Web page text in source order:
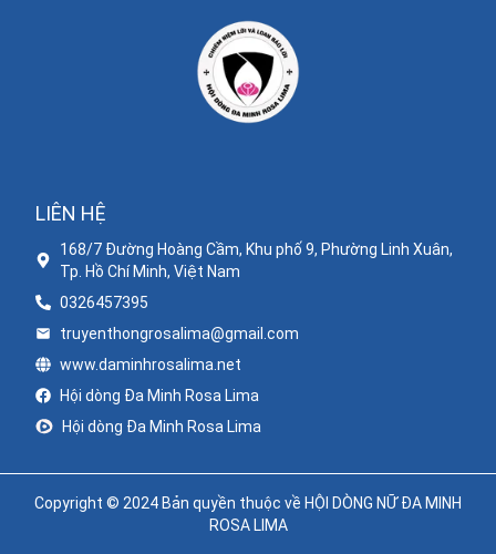
LIÊN HỆ
168/7 Đường Hoàng Cầm, Khu phố 9, Phường Linh Xuân,
Tp. Hồ Chí Minh, Việt Nam
0326457395
truyenthongrosalima@gmail.com
www.daminhrosalima.net
Hội dòng Đa Minh Rosa Lima
Hội dòng Đa Minh Rosa Lima
Copyright © 2024 Bản quyền thuộc về HỘI DÒNG NỮ ĐA MINH
ROSA LIMA